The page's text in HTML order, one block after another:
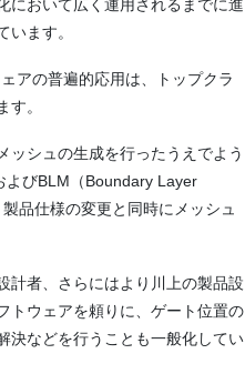
において広く運用されるまでに進
ます。
アの普遍的応用は、トップクラ
。
ッシュの生成を行ったうえでよう
よびBLM（Boundary Layer
品仕様の変更と同時にメッシュ
計者、さらにはより川上の製品設
トウェアを頼りに、ゲート位置の
決などを行うことも一般化してい